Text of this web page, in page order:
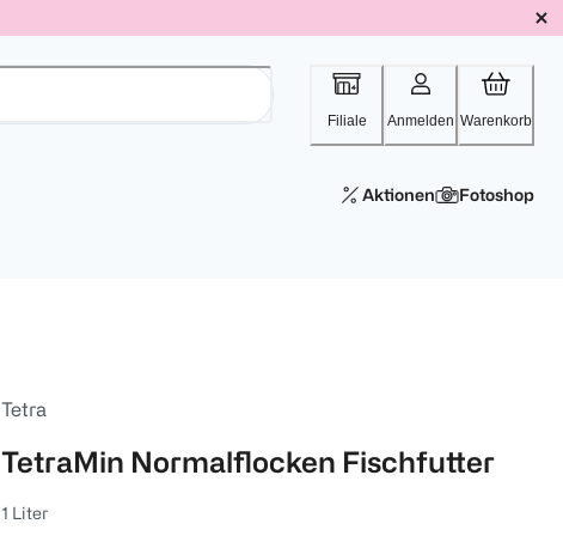
Filiale Anmelden Warenkorb
Aktionen Fotoshop
Tetra
TetraMin Normalflocken Fischfutter
1 Liter